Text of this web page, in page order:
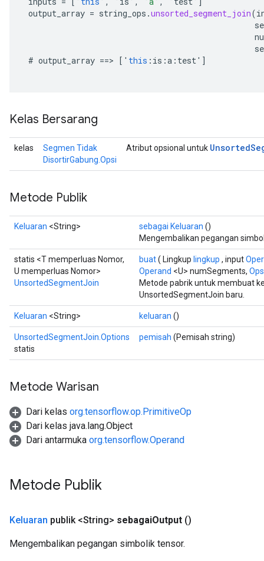
output_array = string_ops .unsorted_segment_join(
# output_array ==> [ ' this : is :a : test' ]
Kelas Bersarang
kelas
Segmen Tidak
DisortirGabung.Opsi
Atribut opsional untuk Unsorted
Metode Publik
Keluaran <String> sebagai Keluaran ()
Mengembalikan pegangan
statis <T memperluas Nomor,
U memperluas Nomor>
UnsortedSegmentJoin
buat( Lingkup lingkup , input
Operand <U> numSegments,
Metode pabrik untuk membuat
UnsortedSegmentJoin baru.
Keluaran <String> keluaran ()
UnsortedSegmentJoin.Options
statis
pemisah (Pemisah string)
Metode Warisan
Dari kelas org.tensorflow.op.PrimitiveOp
Dari kelas java.lang.Object
Dari antarmuka org.tensorflow.Operand
Metode Publik
Keluaran publik <String> sebagaiOutput ()
Mengembalikan pegangan simbolik tensor.